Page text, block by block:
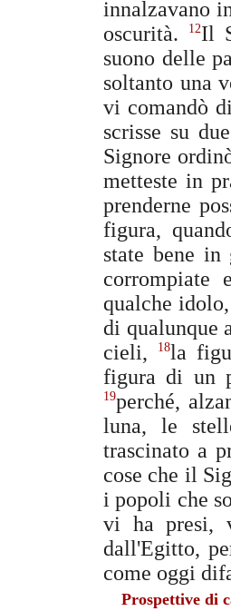
innalzavano
oscurità.
12Il
suono delle
soltanto una
vi comandò
scrisse su
Signore
metteste in
prenderne
figura,
state bene
corrompiate
qualche
di qualunque
cieli,
18la
figura di un
19perché,
luna, le
trascinato a
cose che il
i popoli che
vi ha presi,
dall'Egitto,
come oggi
Prospettive di